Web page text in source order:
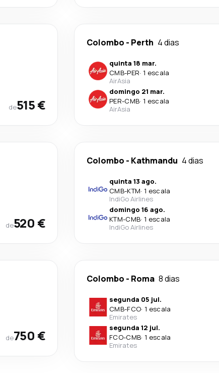
de515 €
Colombo - Perth 4 dias
quinta 18 mar.
CMB-PER· 1 escala
AirAsia
domingo 21 mar.
PER-CMB· 1 escala
AirAsia
de520 €
Colombo - Kathmandu 4 dias
quinta 13 ago.
CMB-KTM· 1 escala
IndiGo Airlines
domingo 16 ago.
KTM-CMB· 1 escala
IndiGo Airlines
de750 €
Colombo - Roma 8 dias
segunda 05 jul.
CMB-FCO· 1 escala
Emirates
segunda 12 jul.
FCO-CMB· 1 escala
Emirates